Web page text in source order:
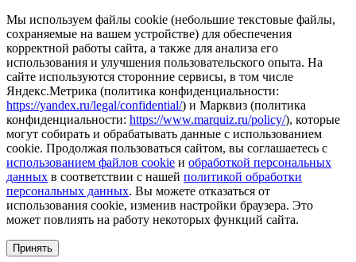
Мы используем файлы cookie (небольшие текстовые файлы,
сохраняемые на вашем устройстве) для обеспечения
корректной работы сайта, а также для анализа его
использования и улучшения пользовательского опыта. На
сайте используются сторонние сервисы, в том числе
Яндекс.Метрика (политика конфиденциальности:
https://yandex.ru/legal/confidential/) и Марквиз (политика
конфиденциальности: https://www.marquiz.ru/policy/), которые
могут собирать и обрабатывать данные с использованием
cookie. Продолжая пользоваться сайтом, вы соглашаетесь с
использованием файлов cookie и обработкой персональных
данных в соответствии с нашей политикой обработки
персональных данных. Вы можете отказаться от
использования cookie, изменив настройки браузера. Это
может повлиять на работу некоторых функций сайта.
Принять